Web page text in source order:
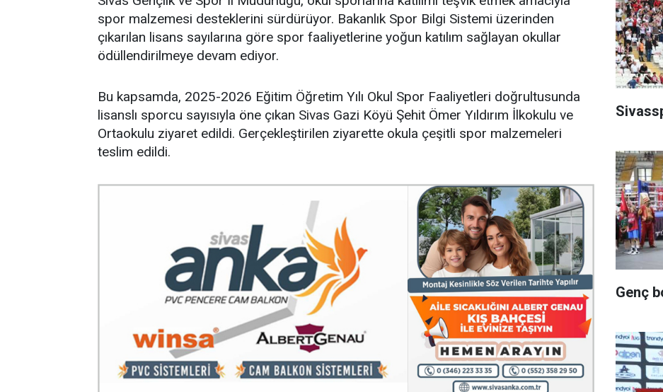
spor malzemesi desteklerini sürdürüyor. Bakanlık Spor Bilgi Sistemi üzerinden
çıkarılan lisans sayılarına göre spor faaliyetlerine yoğun katılım sağlayan okullar
ödüllendirilmeye devam ediyor.
Bu kapsamda, 2025-2026 Eğitim Öğretim Yılı Okul Spor Faaliyetleri doğrultusunda
lisanslı sporcu sayısıyla öne çıkan Sivas Gazi Köyü Şehit Ömer Yıldırım İlkokulu ve
Ortaokulu ziyaret edildi. Gerçekleştirilen ziyarette okula çeşitli spor malzemeleri
teslim edildi.
Genç